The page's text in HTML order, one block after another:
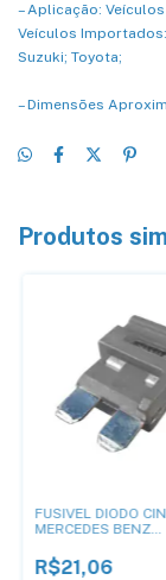
– Aplicação:
Veículos
Suzuki; Toyota;
– Dimensões
Produtos
FUSIVEL DIODO
MERCEDES BENZ
R$21,06